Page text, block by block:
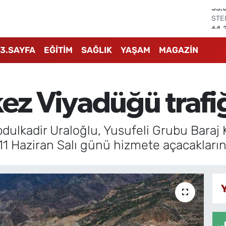
3.SAYFA EĞİTİM SAĞLIK YAŞAM MAGAZİN
Viyadüğü
Uraloğlu, Yusufeli Grubu
Haziran Salı günü hizmete